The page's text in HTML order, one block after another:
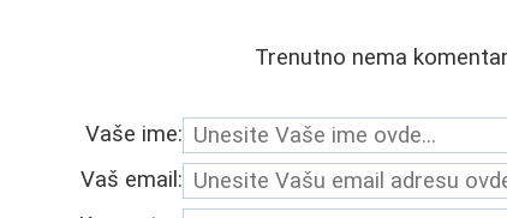
Trenutno nema
Vaše ime:
Vaš email: